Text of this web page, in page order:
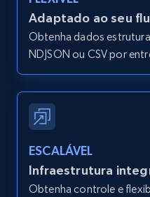
and more.
12K+ 1.3K+
Zillow properties
Search by
Zpid, City, State,
Adaptado ao seu
Obtenha dados
NDJSON ou CSV por
ESCALÁVEL
Infraestrutura
Obtenha controle e